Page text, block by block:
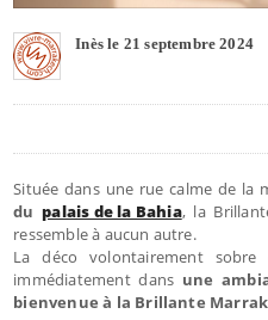
Inès le 21 septembre 2024
Située dans une rue calme de la
dupalais de la Bahia, la
ressemble à aucun autre.
La déco volontairement
immédiatement dans une
bienvenue à la Brillante